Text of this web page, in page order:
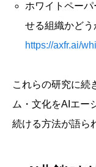
ホワイトペー
せる組織かど
https://axfr.ai/
これらの研究に続
ム・文化をAIエー
続ける方法が語ら